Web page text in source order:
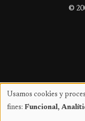
©
Uso
Usamos cookies y
fines: Funcional,